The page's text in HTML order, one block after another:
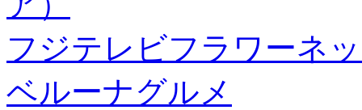
フジテレビフラワーネ
ベルーナグルメ